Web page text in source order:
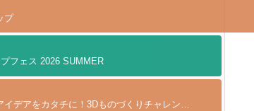
プ
フェス 2026 SUMMER
アイデアをカタチに！3Dものづくりチャレンジ (全4回)